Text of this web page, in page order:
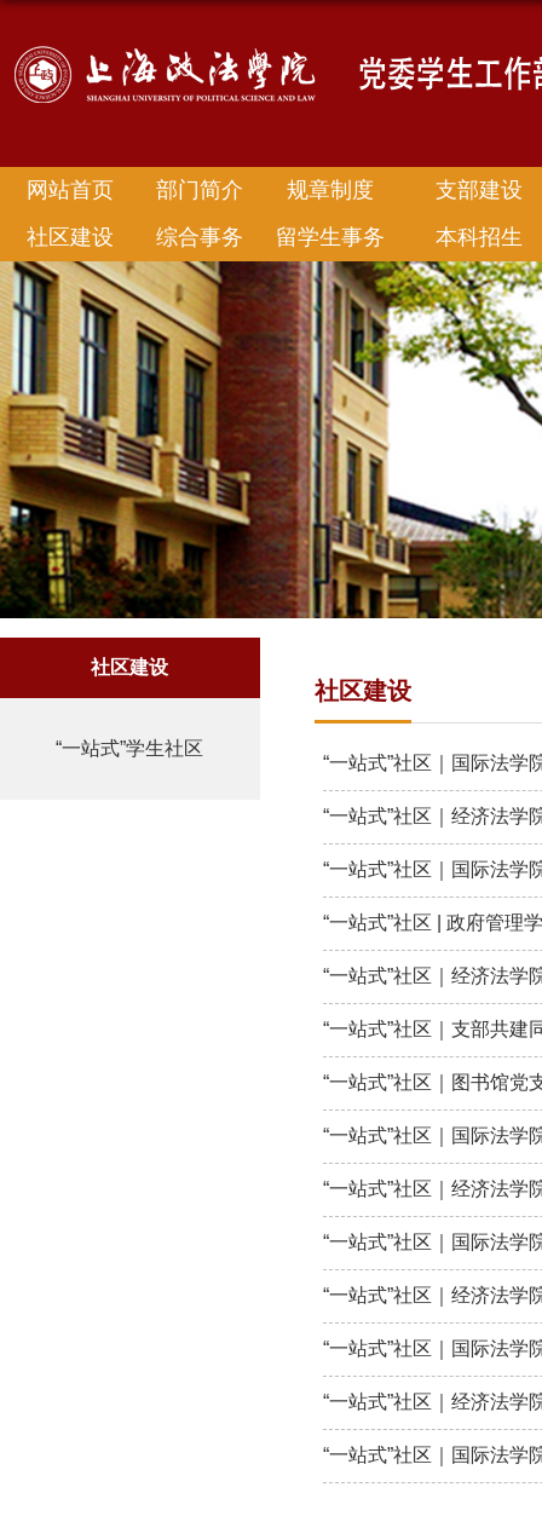
网站首页 部门简介 规章制度
支部建设
社区建设
综合事务 留学生事务 本科招生
社区建设
“一站式”学生社区
社区建设
“一站式”社区｜国际法学
“一站式”社区｜经济法学
“一站式”社区｜国际法学
“一站式”社区 | 政府管理
“一站式”社区｜经济法
“一站式”社区｜支部共建
“一站式”社区｜图书馆
“一站式”社区｜国际法
“一站式”社区｜经济法
“一站式”社区｜国际法学
“一站式”社区｜经济法
“一站式”社区｜国际法学
“一站式”社区｜经济法
“一站式”社区｜国际法学